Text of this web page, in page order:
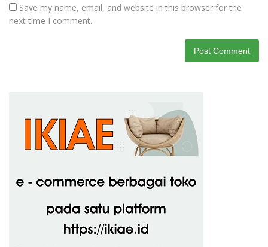
Save my name, email, and website in this browser for the
next time I comment.